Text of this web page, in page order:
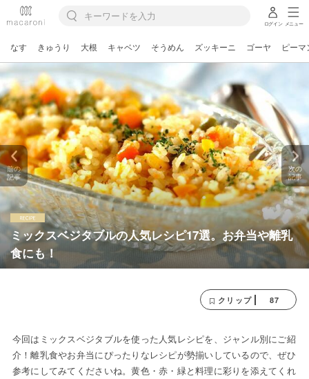
ログイン メニュー
なす きゅうり 大根 キャベツ そうめん ズッキーニ ゴーヤ ピーマ
ミックスベジタブルの人気レシピ17選。お弁当や離乳
食にも！
前の
記事
次の
記事
クリップ 87
今回はミックスベジタブルを使った人気レシピを、ジャンル別にご紹
介！離乳食やお弁当にぴったりなレシピが勢揃いしているので、ぜひ
参考にしてみてくださいね。黄色・赤・緑と料理に彩りを添えてくれ